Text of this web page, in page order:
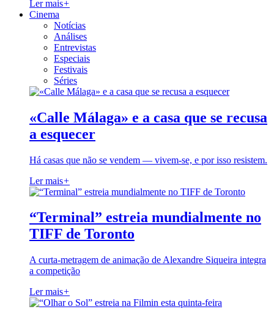
Ler mais+
Cinema
Notícias
Análises
Entrevistas
Especiais
Festivais
Séries
«Calle Málaga» e a casa que se recusa
a esquecer
Há casas que não se vendem — vivem-se, e por isso resistem.
Ler mais+
“Terminal” estreia mundialmente no
TIFF de Toronto
A curta-metragem de animação de Alexandre Siqueira integra
a competição
Ler mais+